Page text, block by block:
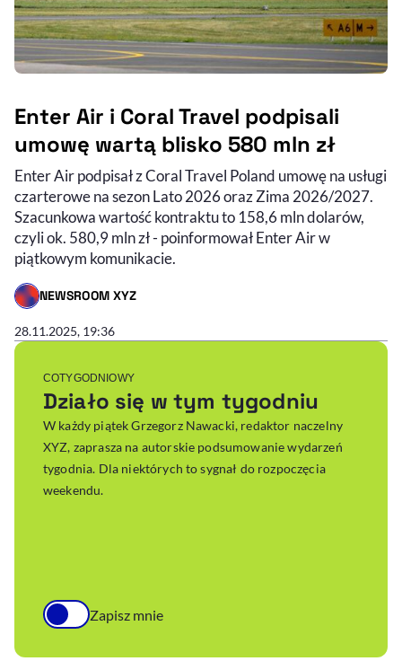
Enter Air i Coral Travel podpisali
umowę wartą blisko 580 mln zł
Enter Air podpisał z Coral Travel Poland umowę na usługi
czarterowe na sezon Lato 2026 oraz Zima 2026/2027.
Szacunkowa wartość kontraktu to 158,6 mln dolarów,
czyli ok. 580,9 mln zł - poinformował Enter Air w
piątkowym komunikacie.
NEWSROOM XYZ
- AUTOR ARTYKUŁU - PROFIL
28.11.2025, 19:36